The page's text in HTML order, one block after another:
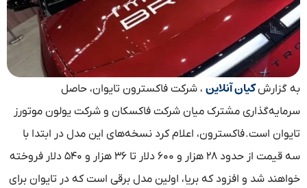
به گزارشکیان آنلاین ، شرکت فاکسترون تایوان، حاصل
سرمایه‌گذاری مشترک میان شرکت فاکسکان و شرکت یولون موتورز
تایوان است. فاکسترون، اعلام کرد نسخه‌های این مدل در ابتدا با
سه قیمت از حدود ۲۸ هزار و ۶۰۰ دلار تا ۳۶ هزار و ۵۴۰ دلار فروخته
خواهند شد و افزود که بریا، اولین مدل برقی است که در تایوان برای